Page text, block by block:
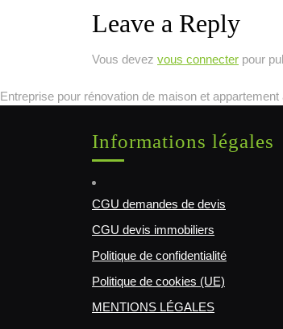
Leave a Reply
Vous devez vous connecter pour
Entreprise pour rénovation de maison et
Informations légales
CGU demandes de devis
CGU devis immobiliers
Politique de confidentialité
Politique de cookies (UE)
MENTIONS LÉGALES